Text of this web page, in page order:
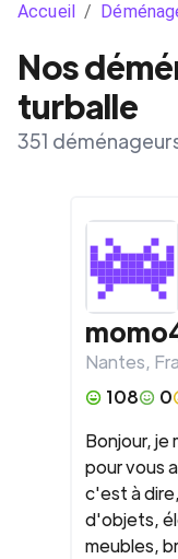
Accueil /
Nos
turballe
351
Nantes,
108
0
Bonjour, je
pour vous
c'est à
d'objets,
meubles,